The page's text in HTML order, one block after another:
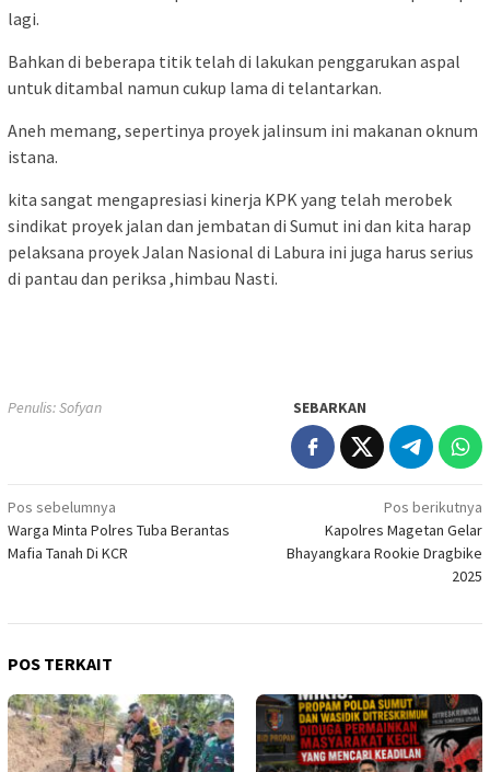
lagi.
Bahkan di beberapa titik telah di lakukan penggarukan aspal
untuk ditambal namun cukup lama di telantarkan.
Aneh memang, sepertinya proyek jalinsum ini makanan oknum
istana.
kita sangat mengapresiasi kinerja KPK yang telah merobek
sindikat proyek jalan dan jembatan di Sumut ini dan kita harap
pelaksana proyek Jalan Nasional di Labura ini juga harus serius
di pantau dan periksa ,himbau Nasti.
Penulis: Sofyan SEBARKAN
Navigasi
pos
Pos sebelumnya
Warga Minta Polres Tuba Berantas
Mafia Tanah Di KCR
Pos berikutnya
Kapolres Magetan Gelar
Bhayangkara Rookie Dragbike
2025
POS TERKAIT